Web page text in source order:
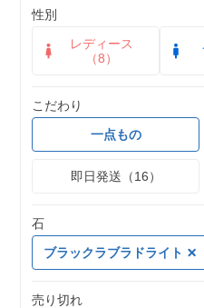
性別
レディース
（8）
こだわり
一点もの
即日発送（16）
石
ブラックラブラドライト
売り切れ